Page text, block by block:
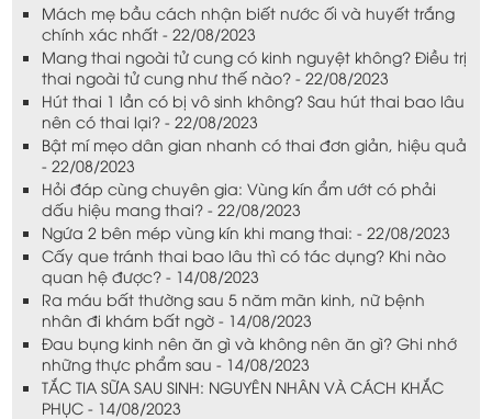
Mách mẹ bầu cách nhận biết nước ối và huyết trắng
chính xác nhất - 22/08/2023
Mang thai ngoài tử cung có kinh nguyệt không? Điều trị
thai ngoài tử cung như thế nào? - 22/08/2023
Hút thai 1 lần có bị vô sinh không? Sau hút thai bao lâu
nên có thai lại? - 22/08/2023
Bật mí mẹo dân gian nhanh có thai đơn giản, hiệu quả
- 22/08/2023
Hỏi đáp cùng chuyên gia: Vùng kín ẩm ướt có phải
dấu hiệu mang thai? - 22/08/2023
Ngứa 2 bên mép vùng kín khi mang thai: - 22/08/2023
Cấy que tránh thai bao lâu thì có tác dụng? Khi nào
quan hệ được? - 14/08/2023
Ra máu bất thường sau 5 năm mãn kinh, nữ bệnh
nhân đi khám bất ngờ - 14/08/2023
Đau bụng kinh nên ăn gì và không nên ăn gì? Ghi nhớ
những thực phẩm sau - 14/08/2023
TẮC TIA SỮA SAU SINH: NGUYÊN NHÂN VÀ CÁCH KHẮC
PHỤC - 14/08/2023